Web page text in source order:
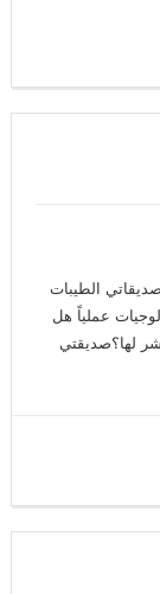
الطيبات
عملياً هل
لها؟صديقتي